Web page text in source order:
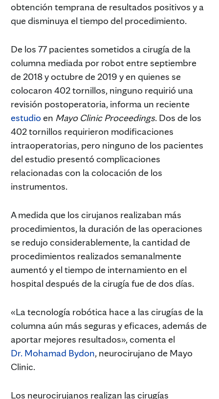
obtención temprana de resultados positivos y a
que disminuya el tiempo del procedimiento.
De los 77 pacientes sometidos a cirugía de la
columna mediada por robot entre septiembre
de 2018 y octubre de 2019 y en quienes se
colocaron 402 tornillos, ninguno requirió una
revisión postoperatoria, informa un reciente
estudio en Mayo Clinic Proceedings. Dos de los
402 tornillos requirieron modificaciones
intraoperatorias, pero ninguno de los pacientes
del estudio presentó complicaciones
relacionadas con la colocación de los
instrumentos.
A medida que los cirujanos realizaban más
procedimientos, la duración de las operaciones
se redujo considerablemente, la cantidad de
procedimientos realizados semanalmente
aumentó y el tiempo de internamiento en el
hospital después de la cirugía fue de dos días.
«La tecnología robótica hace a las cirugías de la
columna aún más seguras y eficaces, además de
aportar mejores resultados», comenta el
Dr. Mohamad Bydon, neurocirujano de Mayo
Clinic.
Los neurocirujanos realizan las cirugías